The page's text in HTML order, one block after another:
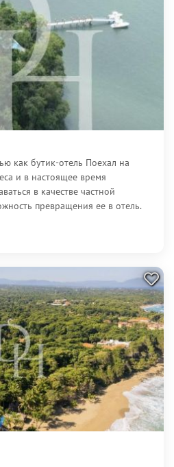
как бутик-отель Поехал на
и в настоящее время
в качестве частной
превращения ее в отель.